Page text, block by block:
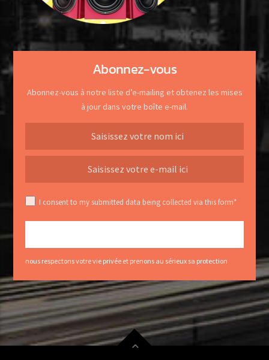
Abonnez-vous
Abonnez-vous à notre liste d’e-mailing et obtenez les mises
à jour dans votre boîte e-mail.
I consent to my submitted data being collected via this form*
nous respectons votre vie privée et prenons au sérieux sa protection